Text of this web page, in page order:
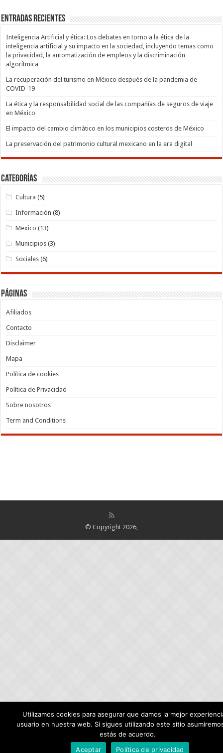
Entradas recientes
Inteligencia Artificial y ética: Los debates en torno a la ética de la
inteligencia artificial y su impacto en la sociedad, incluyendo temas como
la privacidad, la automatización de empleos y la discriminación
algorítmica
La recuperación del turismo en México después de la pandemia de
COVID-19
La ética y la responsabilidad social de las compañías de seguros de viaje
en México
El impacto del cambio climático en los municipios costeros de México
La preservación del patrimonio cultural mexicano en la era digital
Categorías
Cultura (5)
Información (8)
Mexico (13)
Municipios (3)
Sociales (6)
Páginas
Afiliados
Contacto
Disclaimer
Mapa
Política de cookies
Política de Privacidad
Sobre nosotros
Term and Conditions
© Copyright 2026,
Utilizamos cookies para asegurar que damos la mejor
usuario en nuestra web. Si sigues utilizando este sitio
estás de acuerdo.
Aceptar
Política de privacidad